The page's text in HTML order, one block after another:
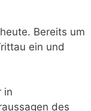
Bereits um
ein und
in
des